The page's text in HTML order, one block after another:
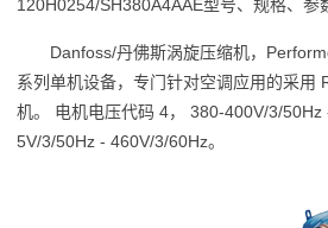
120H0254/SH380A4AAE型号、规格、参
Danfoss/丹佛斯涡旋压缩机，
系列单机设备，专门针对空调应用的采用
机。 电机电压代码 4， 380-400V/3/
5V/3/50Hz - 460V/3/60Hz。